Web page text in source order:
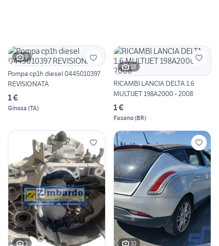
9
Pompa cp1h diesel 0445010397
REVISIONATA
1 €
Ginosa (TA)
18
RICAMBI LANCIA DELTA 1.6
MULTIJET 198A2000 - 2008
1 €
Fasano(BR)
3 10